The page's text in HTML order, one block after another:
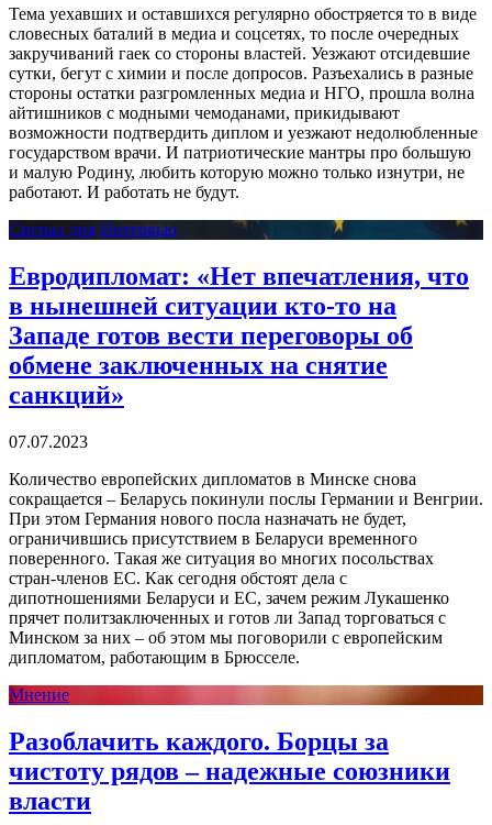
Тема уехавших и оставшихся регулярно обостряется то в виде
словесных баталий в медиа и соцсетях, то после очередных
закручиваний гаек со стороны властей. Уезжают отсидевшие
сутки, бегут с химии и после допросов. Разъехались в разные
стороны остатки разгромленных медиа и НГО, прошла волна
айтишников с модными чемоданами, прикидывают
возможности подтвердить диплом и уезжают недолюбленные
государством врачи. И патриотические мантры про большую
и малую Родину, любить которую можно только изнутри, не
работают. И работать не будут.
Сигнал дня Интервью
Евродипломат: «Нет впечатления, что
в нынешней ситуации кто-то на
Западе готов вести переговоры об
обмене заключенных на снятие
санкций»
07.07.2023
Количество европейских дипломатов в Минске снова
сокращается – Беларусь покинули послы Германии и Венгрии.
При этом Германия нового посла назначать не будет,
ограничившись присутствием в Беларуси временного
поверенного. Такая же ситуация во многих посольствах
стран-членов ЕС. Как сегодня обстоят дела с
дипотношениями Беларуси и ЕС, зачем режим Лукашенко
прячет политзаключенных и готов ли Запад торговаться с
Минском за них – об этом мы поговорили с европейским
дипломатом, работающим в Брюсселе.
Мнение
Разоблачить каждого. Борцы за
чистоту рядов – надежные союзники
власти